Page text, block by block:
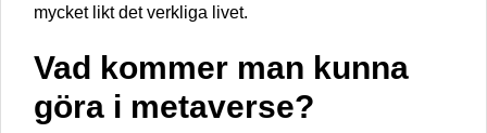
mycket likt det verkliga livet.
Vad kommer man kunna
göra i metaverse?